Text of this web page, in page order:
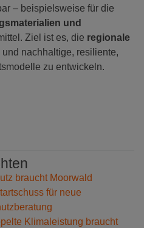
– beispielsweise für die
und
Ziel ist es, die regionale
und nachhaltige, resiliente,
zu entwickeln.
braucht Moorwald
für neue
Klimaleistung braucht